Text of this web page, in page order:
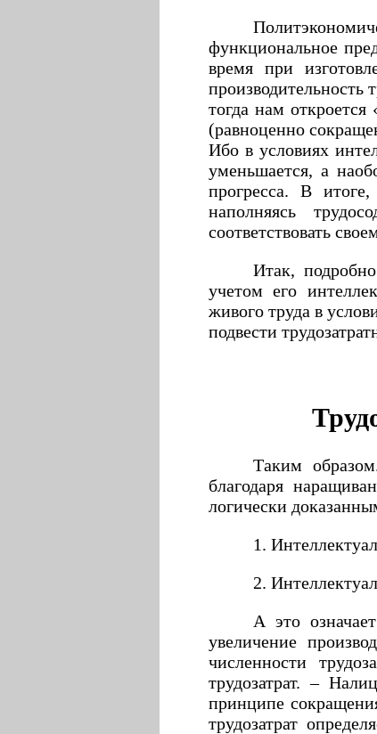
функциональное
время при
производительность
тогда нам
(равноценно
Ибо в условиях
уменьшается, а
прогресса. В
наполняясь
соответствовать
Итак,
учетом его
живого труда в
подвести
Таким
благодаря
логически
1.
2.
А это
увеличение
численности
трудозатрат. –
принципе
трудозатрат